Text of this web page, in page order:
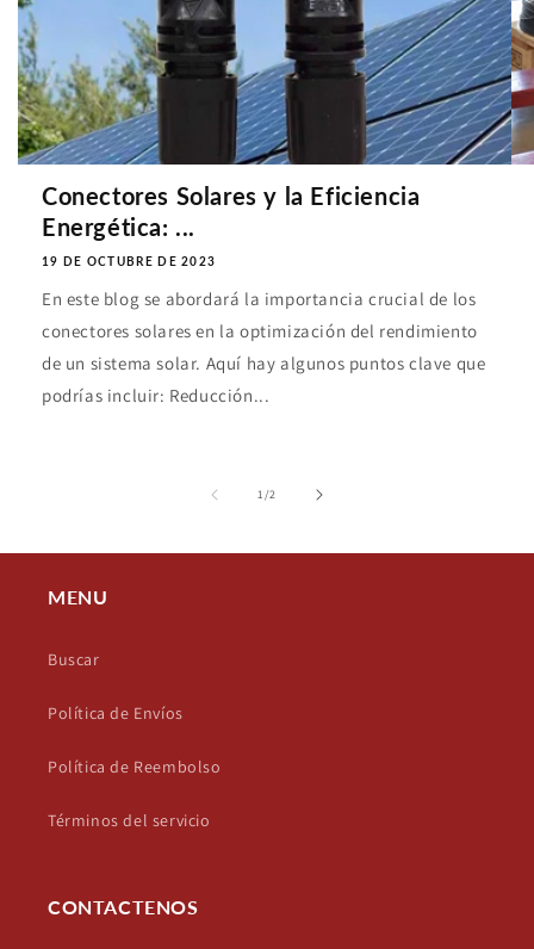
Conectores Solares y la Eficiencia
Energética: ...
19 DE OCTUBRE DE 2023
En este blog se abordará la importancia crucial de los
conectores solares en la optimización del rendimiento
de un sistema solar. Aquí hay algunos puntos clave que
podrías incluir: Reducción...
1/de2
MENU
Buscar
Política de Envíos
Política de Reembolso
Términos del servicio
CONTACTENOS